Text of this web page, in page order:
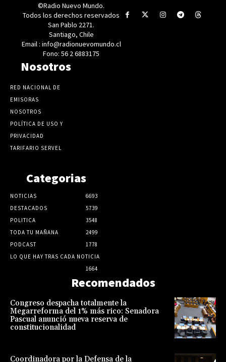
©Radio Nuevo Mundo.
Todos los derechos reservados
San Pablo 2271.
Santiago, Chile
Email : info@radionuevomundo.cl
Fono: 56 2 6883175
Nosotros
RED NACIONAL DE
EMISORAS
NOSOTROS
POLÍTICA DE USO Y
PRIVACIDAD
TARIFARIO SERVEL
Categorias
NOTICIAS
6693
DESTACADOS
5739
POLITICA
3548
TODA TU MAÑANA
2499
PODCAST
1778
LO QUE HAY TRAS CADA NOTICIA
1664
Recomendados
Congreso despacha totalmente la
Megarreforma del 1% más rico: Senadora
Pascual anunció nueva reserva de
constitucionalidad
Coordinadora por la Defensa de la